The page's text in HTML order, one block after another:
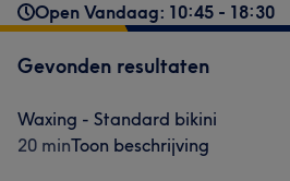
Open Vandaag: 10:45 - 18:30
Gevonden resultaten
Waxing - Standard bikini
20 minToon beschrijving